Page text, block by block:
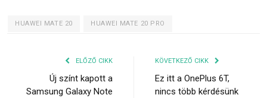
HUAWEI MATE 20 HUAWEI MATE 20 PRO
ELŐZŐ CIKK
Új színt kapott a
Samsung Galaxy Note
KÖVETKEZŐ CIKK
Ez itt a OnePlus 6T,
nincs több kérdésünk